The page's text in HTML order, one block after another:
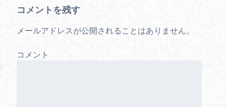
コメントを残す
メールアドレスが公開されることはありません。
コメント